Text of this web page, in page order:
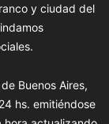
y ciudad del
Buenos Aires,
hs. emitiéndose